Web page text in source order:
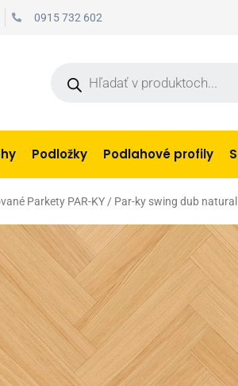
0915 732 602
Podložky Podlahové profily
Parkety PAR-KY / Par-ky swing dub